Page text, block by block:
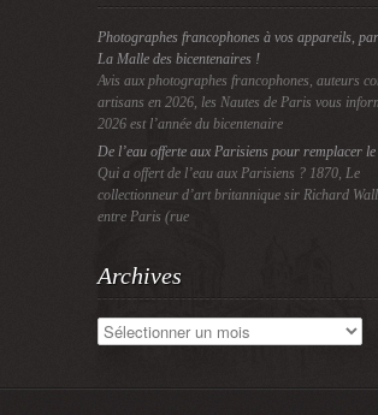
Photographes francophones à vos appareils,
La Malle des bicentenaires !
Avis aux photographes francophones, auteurs
artisans en 2026, les Nautes de Paris vous
2026 est l’année du bicentenaire
De l’eau offerte aux Parisiens pour remplacer
Qui a offert de l’eau aux Parisiens ? 1870, Le
collectionneur d’art britannique sir Richard
entre Paris (rue
Archives
Archives